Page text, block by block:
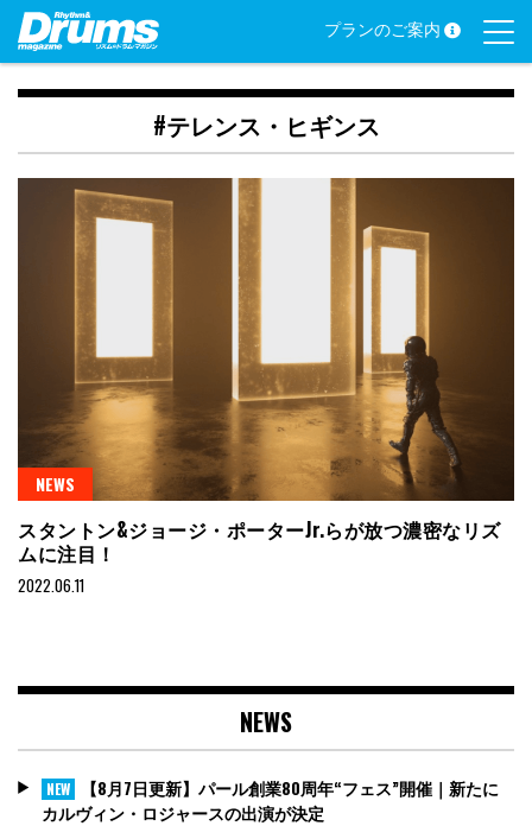
Skip
content
プランのご案内
#テレンス・ヒギンス
NEWS
スタントン&ジョージ・ポーターJr.らが放つ濃密なリズ
ムに注目！
2022.06.11
NEWS
NEW
【8月7日更新】パール創業80周年“フェス”開催｜新たに
カルヴィン・ロジャースの出演が決定